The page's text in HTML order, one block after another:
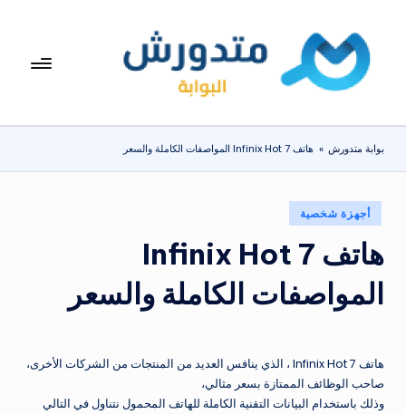
المحتوىبوا
مت
دو
ر
ش
تعرف
المنزلية
يومياً
بوابة متدورش » هاتف Infinix Hot 7 المواصفات الكاملة والسعر
نُشر
في
أجهزة شخصية
هاتف Infinix Hot 7
المواصفات الكاملة والسعر
هاتف Infinix Hot 7 ، الذي ينافس العديد من المنتجات من الشركات الأخرى،
صاحب الوظائف الممتازة بسعر مثالي،
وذلك باستخدام البيانات التقنية الكاملة للهاتف المحمول نتناول في التالي